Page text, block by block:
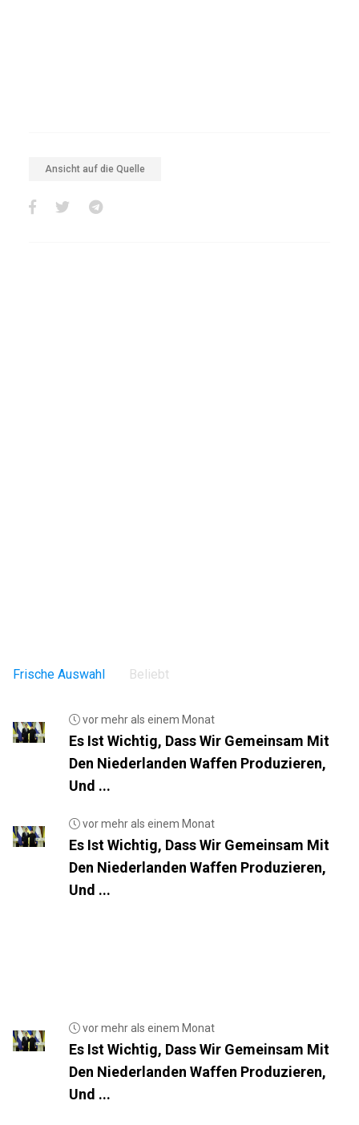
Ansicht auf die Quelle
Frische Auswahl Beliebt
vor mehr als einem Monat
Es Ist Wichtig, Dass Wir Gemeinsam Mit
Den Niederlanden Waffen Produzieren,
Und ...
vor mehr als einem Monat
Es Ist Wichtig, Dass Wir Gemeinsam Mit
Den Niederlanden Waffen Produzieren,
Und ...
vor mehr als einem Monat
Es Ist Wichtig, Dass Wir Gemeinsam Mit
Den Niederlanden Waffen Produzieren,
Und ...